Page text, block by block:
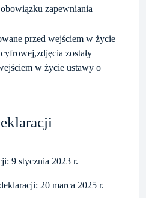
zapewniania
przed wejściem w życie
zostały
w życie ustawy o
9 stycznia 2023 r.
20 marca 2025 r.